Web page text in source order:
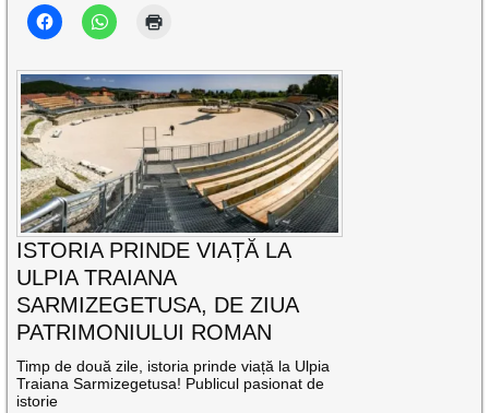
ISTORIA PRINDE VIAȚĂ LA
ULPIA TRAIANA
SARMIZEGETUSA, DE ZIUA
PATRIMONIULUI ROMAN
Timp de două zile, istoria prinde viață la Ulpia
Traiana Sarmizegetusa! Publicul pasionat de
istorie